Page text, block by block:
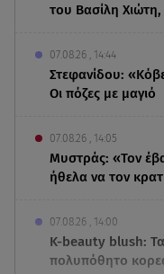
του Βασίλη Χιώτη,
07.08.26 , 14:44
Στεφανίδου:
Οι πόζες με μαγιό
07.08.26 , 14:05
Μυστράς: «Τον
ήθελα να τον
07.08.26 , 14:00
K-beauty blush:
πολυπόθητο